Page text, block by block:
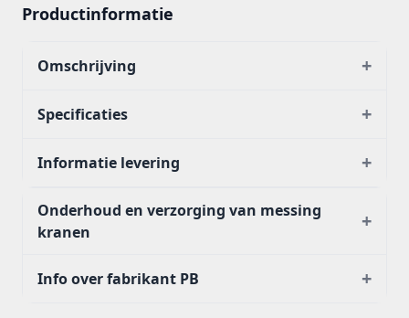
Productinformatie
Omschrijving +
Specificaties +
Informatie levering +
Onderhoud en verzorging van messing
kranen
+
Info over fabrikant PB +